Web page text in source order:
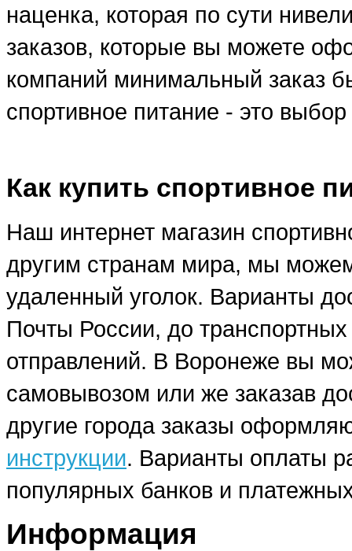
наценка, которая по сути
заказов, которые вы можете
компаний минимальный заказ
спортивное питание - это
Как купить спортивное
Наш интернет магазин
другим странам мира, мы
удаленный уголок. Варианты
Почты России, до
отправлений. В Воронеже вы
самовывозом или же заказав
другие города заказы
инструкции. Варианты оплаты
популярных банков и
Информация